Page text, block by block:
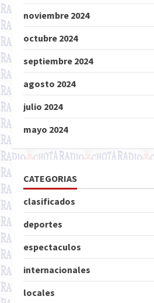
noviembre 2024
octubre 2024
septiembre 2024
agosto 2024
julio 2024
mayo 2024
CATEGORIAS
clasificados
deportes
espectaculos
internacionales
locales